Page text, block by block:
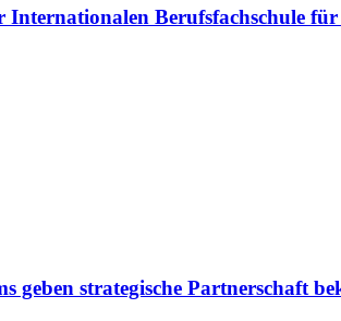
Berufsfachschule
geben strategische Partnerschaft